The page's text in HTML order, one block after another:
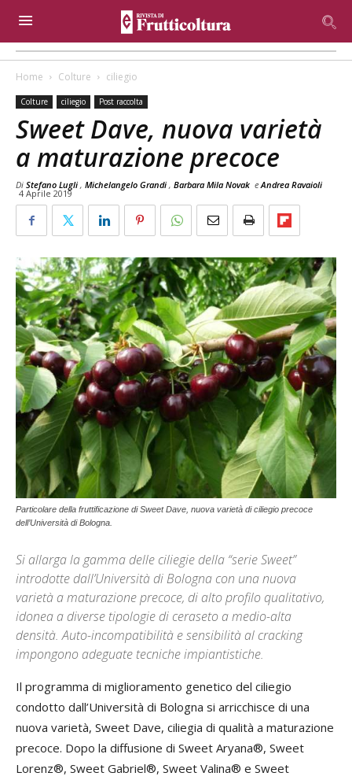
Home Colture ciliegio
Colture ciliegio Post raccolta
Sweet Dave, nuova varietà
a maturazione precoce
Di Stefano Lugli , Michelangelo Grandi , Barbara Mila Novak eAndrea Ravaioli
4 Aprile 2019
Particolare della fruttificazione di Sweet Dave, nuova varietà di ciliegio precoce
dell’Università di Bologna.
Si allarga la gamma delle ciliegie della “serie Sweet”
introdotte dall’Università di Bologna con una nuova
varietà a maturazione precoce, di alto profilo qualitativo,
idonea a diverse tipologie di ceraseto a medio-alta
densità. Auto-incompatibilità e sensibilità al cracking
impongono adeguate tecniche impiantistiche.
Il programma di miglioramento genetico del ciliegio
condotto dall’Università di Bologna si arricchisce di una
nuova varietà, Sweet Dave, ciliegia di qualità a maturazione
precoce. Dopo la diffusione di Sweet Aryana®, Sweet
Lorenz®, Sweet Gabriel®, Sweet Valina® e Sweet